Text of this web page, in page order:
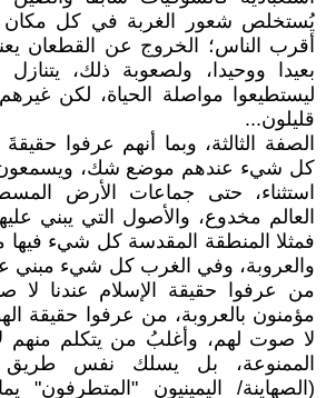
يُستخلص شعور الغربة في كل مكان
أقرب الناس؛ الخروج عن القطعان
بعيدا ووحيدا، ولصعوبة ذلك،
ليستطيعوا مواصلة الحياة، لكن
قليلون...
الصفة الثالثة، وبما أنهم عرفوا
كل شيء عندهم موضع شك، ويسمعون
استثناء، حتى جماعات الأرض
العالم مخدوع، والأصول التي يبني
فمثلا المنطقة المقدسة كل شيء فيها
والعروبة، وفي الغرب كل شيء مبني
من عرفوا حقيقة الإسلام عندنا لا
مؤمنون بالعروبة، من عرفوا حقيقة
لا صوت لهم، وأغلبُ من يتكلم منهم
الممنوعة، بل يسلك نفس طريق
(الصهاينة/ اليمينيون "المتطرفون"